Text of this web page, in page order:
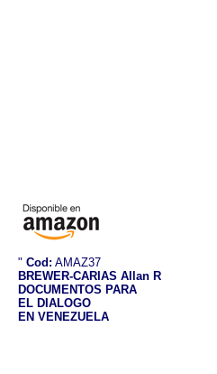
" Cod: AMAZ37
BREWER-CARIAS Allan R
DOCUMENTOS PARA
EL DIALOGO
EN VENEZUELA